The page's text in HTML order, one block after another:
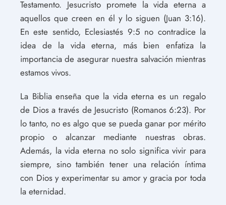
Testamento. Jesucristo promete la vida eterna a
aquellos que creen en él y lo siguen (Juan 3:16).
En este sentido, Eclesiastés 9:5 no contradice la
idea de la vida eterna, más bien enfatiza la
importancia de asegurar nuestra salvación mientras
estamos vivos.
La Biblia enseña que la vida eterna es un regalo
de Dios a través de Jesucristo (Romanos 6:23). Por
lo tanto, no es algo que se pueda ganar por mérito
propio o alcanzar mediante nuestras obras.
Además, la vida eterna no solo significa vivir para
siempre, sino también tener una relación íntima
con Dios y experimentar su amor y gracia por toda
la eternidad.